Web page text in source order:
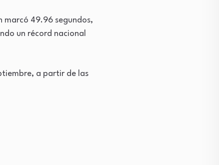
marcó 49.96 segundos,
un récord nacional
a partir de las